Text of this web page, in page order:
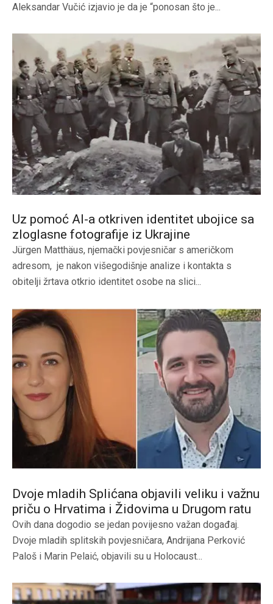
Aleksandar Vučić izjavio je da je “ponosan što je...
Uz pomoć AI-a otkriven identitet ubojice sa
zloglasne fotografije iz Ukrajine
Jürgen Matthäus, njemački povjesničar s američkom
adresom, je nakon višegodišnje analize i kontakta s
obitelji žrtava otkrio identitet osobe na slici...
Dvoje mladih Splićana objavili veliku i važnu
priču o Hrvatima i Židovima u Drugom ratu
Ovih dana dogodio se jedan povijesno važan događaj.
Dvoje mladih splitskih povjesničara, Andrijana Perković
Paloš i Marin Pelaić, objavili su u Holocaust...